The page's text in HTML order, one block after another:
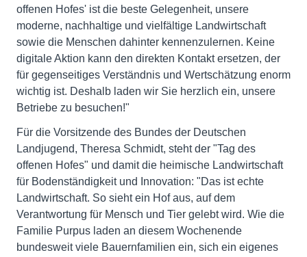
offenen Hofes' ist die beste Gelegenheit, unsere
moderne, nachhaltige und vielfältige Landwirtschaft
sowie die Menschen dahinter kennenzulernen. Keine
digitale Aktion kann den direkten Kontakt ersetzen, der
für gegenseitiges Verständnis und Wertschätzung enorm
wichtig ist. Deshalb laden wir Sie herzlich ein, unsere
Betriebe zu besuchen!"
Für die Vorsitzende des Bundes der Deutschen
Landjugend, Theresa Schmidt, steht der "Tag des
offenen Hofes" und damit die heimische Landwirtschaft
für Bodenständigkeit und Innovation: "Das ist echte
Landwirtschaft. So sieht ein Hof aus, auf dem
Verantwortung für Mensch und Tier gelebt wird. Wie die
Familie Purpus laden an diesem Wochenende
bundesweit viele Bauernfamilien ein, sich ein eigenes